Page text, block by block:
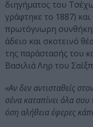
διηγήματος του
γράφτηκε το 1887) και
πρωτόγνωρη
άδειο και σκοτεινό
της παράστασής του
Βασιλιά Ληρ του
«Αν δεν αντισταθείς
σένα καταπίνει όλα σου
όση αλήθεια έφερες